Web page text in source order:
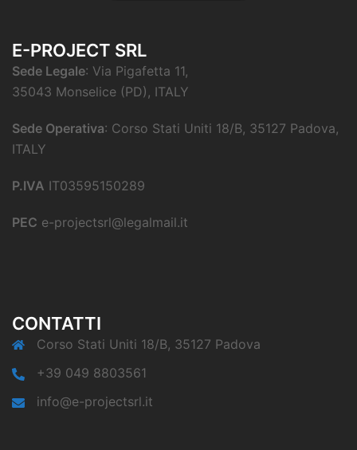
E-PROJECT SRL
Sede Legale: Via Pigafetta 11,
35043 Monselice (PD), ITALY
Sede Operativa: Corso Stati Uniti 18/B, 35127 Padova,
ITALY
P.IVA IT03595150289
PEC e-projectsrl@legalmail.it
CONTATTI
Corso Stati Uniti 18/B, 35127 Padova
+39 049 8803561
info@e-projectsrl.it